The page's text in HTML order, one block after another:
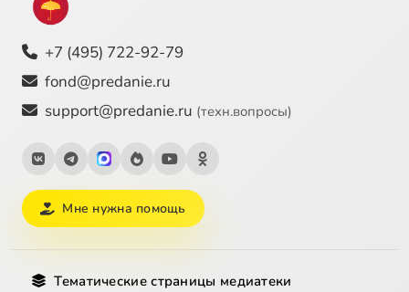
+7 (495) 722-92-79
fond@predanie.ru
support@predanie.ru (техн.вопросы)
Мне нужна помощь
Тематические страницы медиатеки